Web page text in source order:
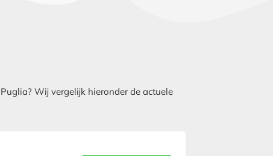
Wij vergelijk hieronder de actuele